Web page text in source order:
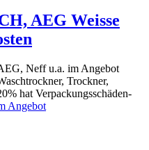
AEG Weisse
Neff u.a. im Angebot
Trockner,
hat Verpackungsschäden-
Angebot